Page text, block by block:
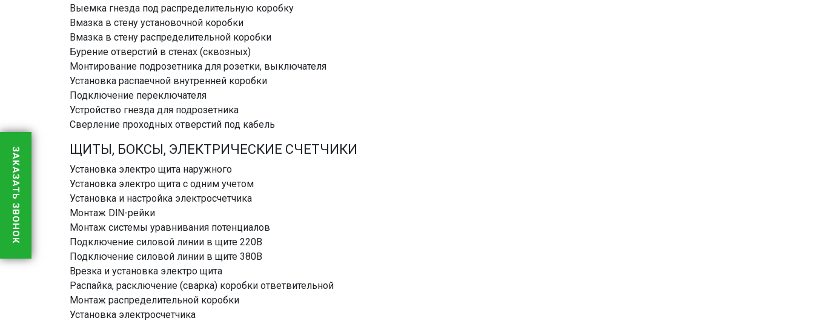
Выемка гнезда под распределительную коробку
Вмазка в стену установочной коробки
Вмазка в стену распределительной коробки
Бурение отверстий в стенах (сквозных)
Монтирование подрозетника для розетки, выключателя
Установка распаечной внутренней коробки
Подключение переключателя
Устройство гнезда для подрозетника
Сверление проходных отверстий под кабель
ЩИТЫ, БОКСЫ, ЭЛЕКТРИЧЕСКИЕ СЧЕТЧИКИ
Установка электро щита наружного
Установка электро щита с одним учетом
Установка и настройка электросчетчика
Монтаж DlN-рейки
Монтаж системы уравнивания потенциалов
Подключение силовой линии в щите 220В
Подключение силовой линии в щите 380В
Врезка и установка электро щита
Распайка, расключение (сварка) коробки ответвительной
Монтаж распределительной коробки
Установка электросчетчика
ЗАКАЗАТЬ ЗВОНОК